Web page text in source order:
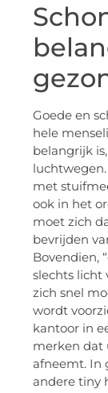
Goede en
hele
belangrijk
met
ook in het
moet zich
bevrijden
Bovendien,
slechts licht
zich snel
wordt
kantoor in
merken dat
afneemt. In
andere tiny